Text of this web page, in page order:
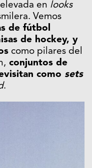
en looks
Vemos
de fútbol
de hockey, y
como pilares del
conjuntos de
como sets
.